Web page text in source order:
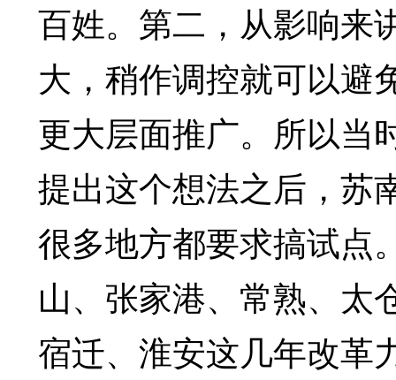
百姓。第二，从影响来
大，稍作调控就可以避
更大层面推广。所以当
提出这个想法之后，苏
很多地方都要求搞试点
山、张家港、常熟、太
宿迁、淮安这几年改革